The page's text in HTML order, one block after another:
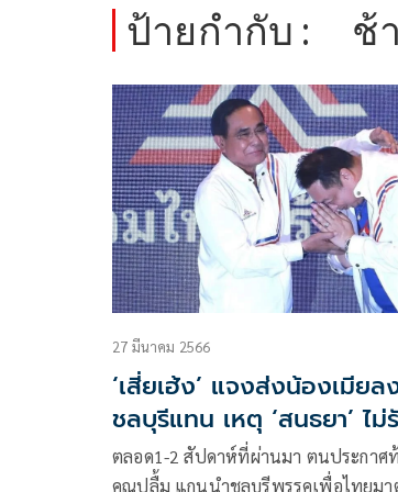
ป้ายกำกับ : ช้
27 มีนาคม 2566
‘เสี่ยเฮ้ง’ แจงส่งน้องเมียล
ชลบุรีแทน เหตุ ‘สนธยา’ ไม่
ชนช้าง
ตลอด1-2 สัปดาห์ที่ผ่านมา ตนประกาศ
คุณปลื้ม แกนนำชลบุรีพรรคเพื่อไทยมา